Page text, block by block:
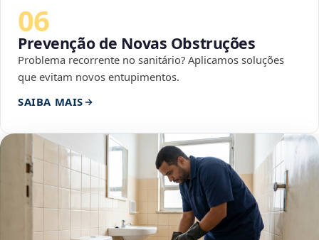
06
Prevenção de Novas Obstruções
Problema recorrente no sanitário? Aplicamos soluções
que evitam novos entupimentos.
SAIBA MAIS